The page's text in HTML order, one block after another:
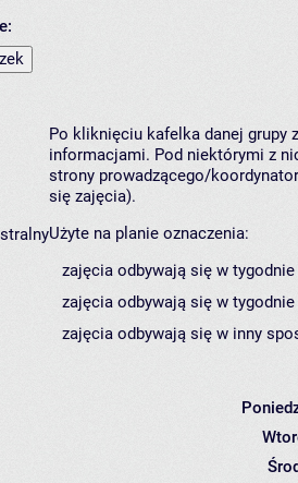
Po kliknięciu kafelka danej grupy
informacjami. Pod niektórymi z
strony prowadzącego/
się zajęcia).
Użyte na planie oznaczenia:
zajęcia odbywają się w
zajęcia odbywają się w
zajęcia odbywają się w inny